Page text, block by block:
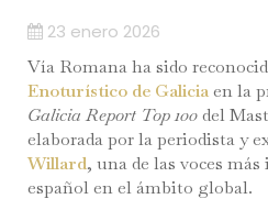
23 enero 2026
Vía Romana ha sido
Enoturístico de Galiciaen la
Galicia Report Top 100del
elaborada por la periodista y
Willard, una de las voces
español en el ámbito global.